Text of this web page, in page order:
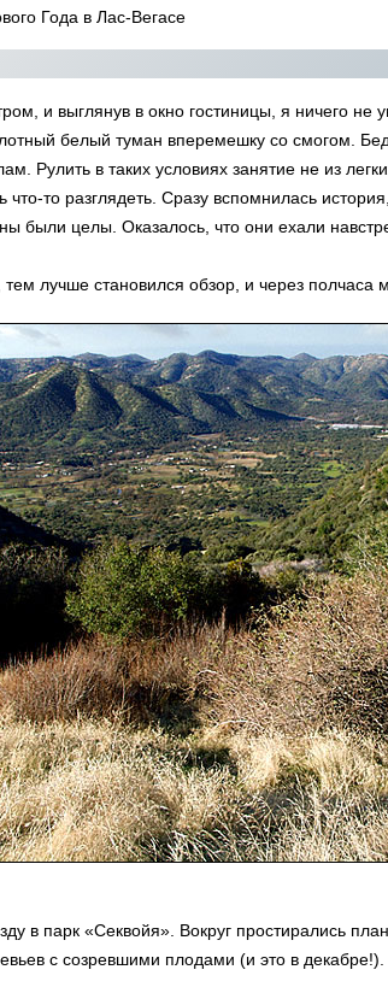
Года в Лас-Вегасе
и выглянув в окно гостиницы, я ничего
белый туман вперемешку со смогом.
Рулить в таких условиях занятие не из
что-то разглядеть. Сразу вспомнилась
были целы. Оказалось, что они ехали
лучше становился обзор, и через
в парк «Секвойя». Вокруг простирались
с созревшими плодами (и это в